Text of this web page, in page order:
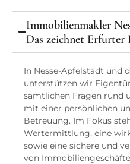
Immobilienmakler
Das zeichnet Erfurter
In Nesse-Apfelstädt und
unterstützen wir
sämtlichen Fragen rund
mit einer persönlichen
Betreuung. Im Fokus
Wertermittlung, eine
sowie eine sichere und
von